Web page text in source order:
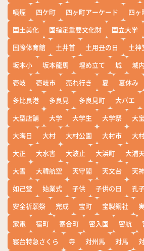
噴煙
四ケ町 四ヶ町アーケード 四ヶ
国土美化
国指定重要文化財 国立大学
国際体育館
土井首 土用丑の日 土神
坂本小
坂本龍馬 埋め立て 城 城内
壱岐
壱岐市 売れ行き 夏 夏休み
多比良港
多良見 多良見町 大バエ
大型店舗
大学 大学生 大学祭 大宝
大晦日
大村 大村公園 大村市 大
大正
大水害 大波止 大浜町 大浦
大雪
大韓航空 天守閣 天文台 天
如己堂
始業式 子供 子供の日 孔
安全祈願祭
完成 宝町 宝製鋼社
家電
宿町 寄合町 密入国 密航
寝台特急さくら
寺 対州馬 対馬